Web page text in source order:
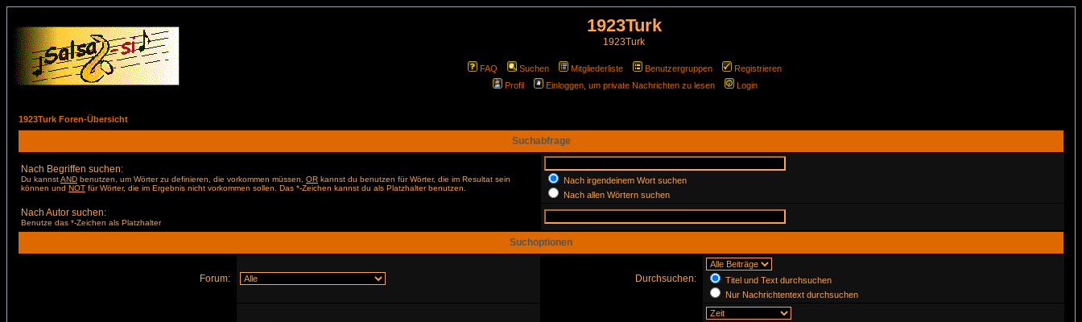
1923Turk
1923Turk
FAQ Suchen Mitgliederliste Benutzergruppen
Registrieren
Profil
Einloggen, um private Nachrichten zu lesen Login
1923Turk Foren-Übersicht
Suchabfrage
Nach Begriffen suchen:
Du kannstAND benutzen, um Wörter zu definieren, die vorkommen müssen, OR kannst du benutzen für Wörter, die im Resultat sein
können und NOT für Wörter, die im Ergebnis nicht vorkommen sollen. Das *-Zeichen kannst du als Platzhalter benutzen.
Nach irgendeinem Wort suchen
Nach allen Wörtern suchen
Nach Autor suchen:
Benutze das *-Zeichen als Platzhalter
Suchoptionen
Forum: Durchsuchen:
Titel und Text durchsuchen
Nur Nachrichtentext durchsuchen